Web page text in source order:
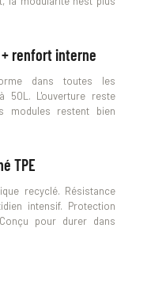
renfort interne
dans toutes les
50L. L'ouverture reste
modules restent bien
TPE
recyclé. Résistance
intensif. Protection
pour durer dans